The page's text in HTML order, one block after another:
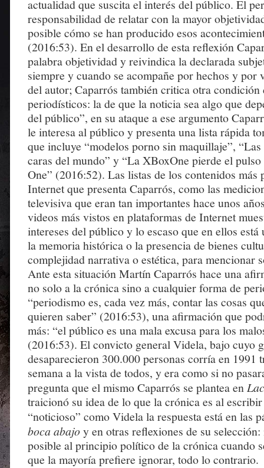
actualidad que suscita el interés del público. El
responsabilidad de relatar con la mayor
posible cómo se han producido esos
(2016:53). En el desarrollo de esta reflexión
palabra objetividad y reivindica la declarada
siempre y cuando se acompañe por hechos y por
del autor; Caparrós también critica otra condición
periodísticos: la de que la noticia sea algo que
del público”, en su ataque a ese argumento
le interesa al público y presenta una lista rápida
que incluye “modelos porno sin maquillaje”, “Las
caras del mundo” y “La XBoxOne pierde el
One” (2016:52). Las listas de los contenidos más
Internet que presenta Caparrós, como las
televisiva que eran tan importantes hace unos
videos más vistos en plataformas de Internet
intereses del público y lo escaso que en ellos
la memoria histórica o la presencia de bienes
complejidad narrativa o estética, para mencionar
Ante esta situación Martín Caparrós hace una
no solo a la crónica sino a cualquier forma de
“periodismo es, cada vez más, contar las cosas
quieren saber” (2016:53), una afirmación que
más: “el público es una mala excusa para los
(2016:53). El convicto general Videla, bajo cuyo
desaparecieron 300.000 personas corría en 1991
semana a la vista de todos, y era como si no
pregunta que el mismo Caparrós se plantea en
traicionó su idea de lo que la crónica es al
“noticioso” como Videla la respuesta está en las
boca abajoy en otras reflexiones de su
posible al principio político de la crónica cuando
que la mayoría prefiere ignorar, todo lo contrario.